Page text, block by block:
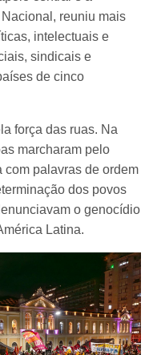
reuniu mais
intelectuais e
sindicais e
de cinco
força das ruas. Na
marcharam pelo
palavras de ordem
dos povos
o genocídio
Latina.